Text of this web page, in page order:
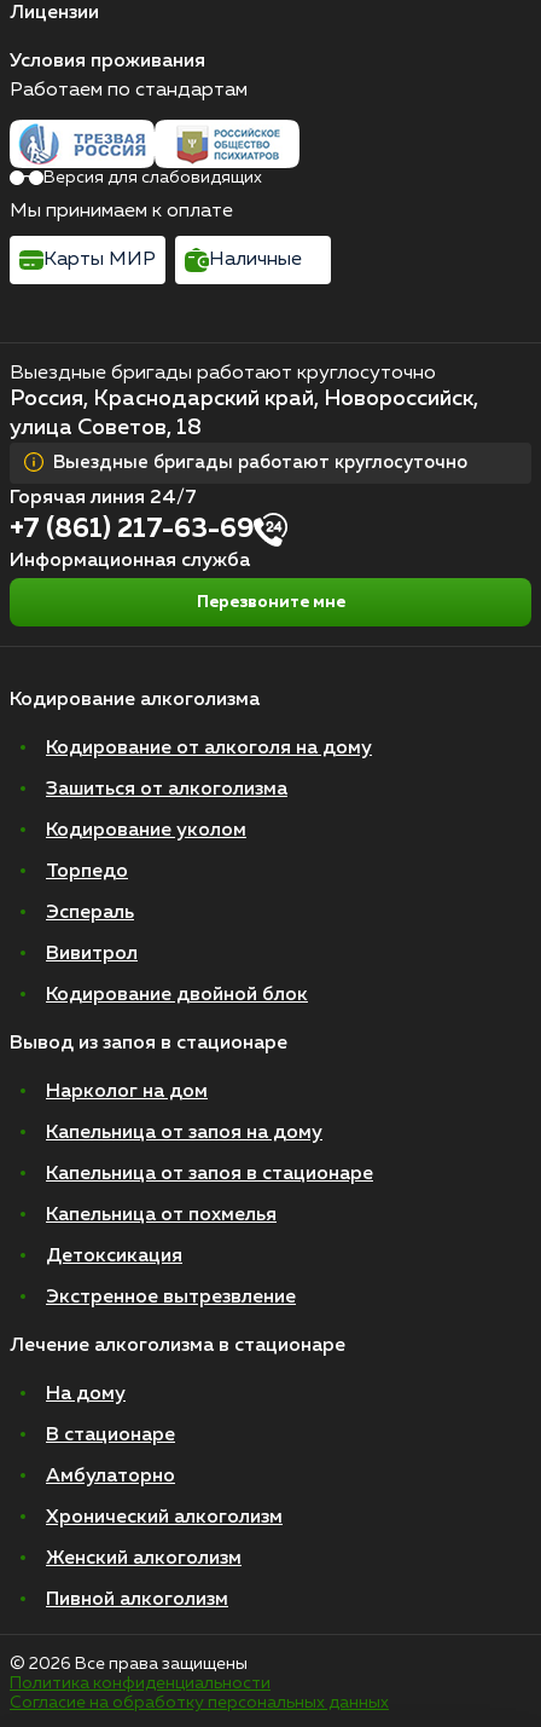
Лицензии
Условия проживания
Кодирование алкоголизма
Кодирование от алкоголя на дому
Зашиться от алкоголизма
Кодирование уколом
Торпедо
Эспераль
Вивитрол
Кодирование двойной блок
Вывод из запоя в стационаре
Нарколог на дом
Капельница от запоя на дому
Капельница от запоя в стационаре
Капельница от похмелья
Детоксикация
Экстренное вытрезвление
Лечение алкоголизма в стационаре
На дому
В стационаре
Амбулаторно
Хронический алкоголизм
Женский алкоголизм
Пивной алкоголизм
Выездные бригады работают круглосуточно
Россия, Краснодарский край, Новороссийск,
улица Советов, 18
Выездные бригады работают круглосуточно
Горячая линия 24/7
+7 (861) 217-63-69
Информационная служба
Перезвоните мне
Работаем по стандартам
Версия для слабовидящих
Мы принимаем к оплате
Карты МИР Наличные
© 2026 Все права защищены
Политика конфиденциальности
Согласие на обработку персональных данных